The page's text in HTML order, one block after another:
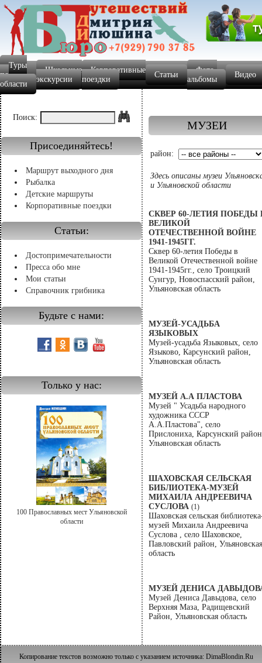
Туры
по
области
Школьные
экскурсии
Корпоративные
поездки
Статьи
Фото-
альбомы
Видео
Поиск:
Присоединяйтесь!
Маршрут выходного дня
Рыбалка
Детские маршруты
Корпоративные поездки
Статьи:
Достопримечательности
Пресса обо мне
Мои статьи
Справочник грибника
Будьте с нами:
Только у нас:
100 Православных мест Ульяновской
области
МУЗЕИ
район:
Здесь описаны музеи
и Ульяновской области
СКВЕР 60-ЛЕТИЯ ПОБЕДЫ
ВЕЛИКОЙ
ОТЕЧЕСТВЕННОЙ ВОЙНЕ
1941-1945ГГ.
Сквер 60-летия Победы в
Великой Отечественной войне
1941-1945гг., село Троицкий
Сунгур, Новоспасский район,
Ульяновская область
МУЗЕЙ-УСАДЬБА
ЯЗЫКОВЫХ
Музей-усадьба Языковых, село
Языково, Карсунский район,
Ульяновская область
МУЗЕЙ А.А ПЛАСТОВА
Музей " Усадьба народного
художника СССР
А.А.Пластова", село
Прислониха, Карсунский
Ульяновская область
ШАХОВСКАЯ СЕЛЬСКАЯ
БИБЛИОТЕКА-МУЗЕЙ
МИХАИЛА АНДРЕЕВИЧА
СУСЛОВА (1)
Шаховская сельская
музей Михаила Андреевича
Суслова , село Шаховское,
Павловский район, Ульяновская
область
МУЗЕЙ ДЕНИСА
Музей Дениса Давыдова, село
Верхняя Маза, Радищевский
Район, Ульяновская область
Копирование текстов возможно только с указанием источника: DimaBlondin.Ru